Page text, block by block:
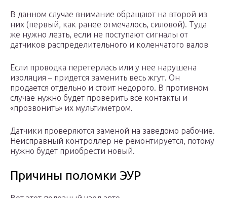
В данном случае внимание обращают на второй из
них (первый, как ранее отмечалось, силовой). Туда
же нужно лезть, если не поступают сигналы от
датчиков распределительного и коленчатого валов
Если проводка перетерлась или у нее нарушена
изоляция – придется заменить весь жгут. Он
продается отдельно и стоит недорого. В противном
случае нужно будет проверить все контакты и
«прозвонить» их мультиметром.
Датчики проверяются заменой на заведомо рабочие.
Неисправный контроллер не ремонтируется, потому
нужно будет приобрести новый.
Причины поломки ЭУР